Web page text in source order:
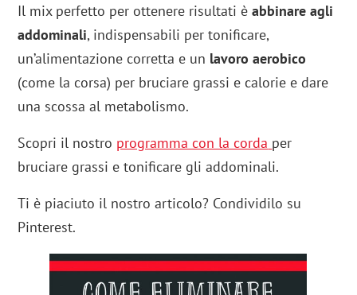
Il mix perfetto per ottenere risultati èabbinare agli
addominali, indispensabili per tonificare,
un’alimentazione corretta e un lavoro aerobico
(come la corsa) per bruciare grassi e calorie e dare
una scossa al metabolismo.
Scopri il nostro programma con la corda per
bruciare grassi e tonificare gli addominali.
Ti è piaciuto il nostro articolo? Condividilo su
Pinterest.